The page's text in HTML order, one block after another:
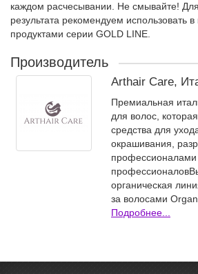
каждом расчесывании. Не смывайте!
результата рекомендуем использовать
продуктами серии GOLD LINE.
Производитель
Arthair Care,
Премиальная
для волос,
средства для
окрашивания,
профессионалами
органическая
за волосами
Подробнее...